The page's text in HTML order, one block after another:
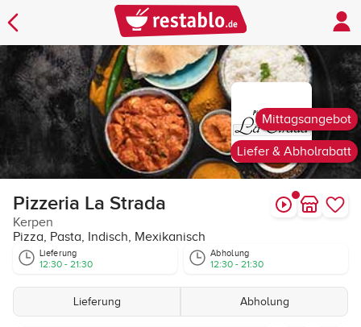
Liefer & Abholrabatt
Mittagsangebot
Pizzeria La Strada
Kerpen
Pizza, Pasta, Indisch, Mexikanisch
Lieferung
12:30 - 21:30
Abholung
12:30 - 21:30
Lieferung Abholung